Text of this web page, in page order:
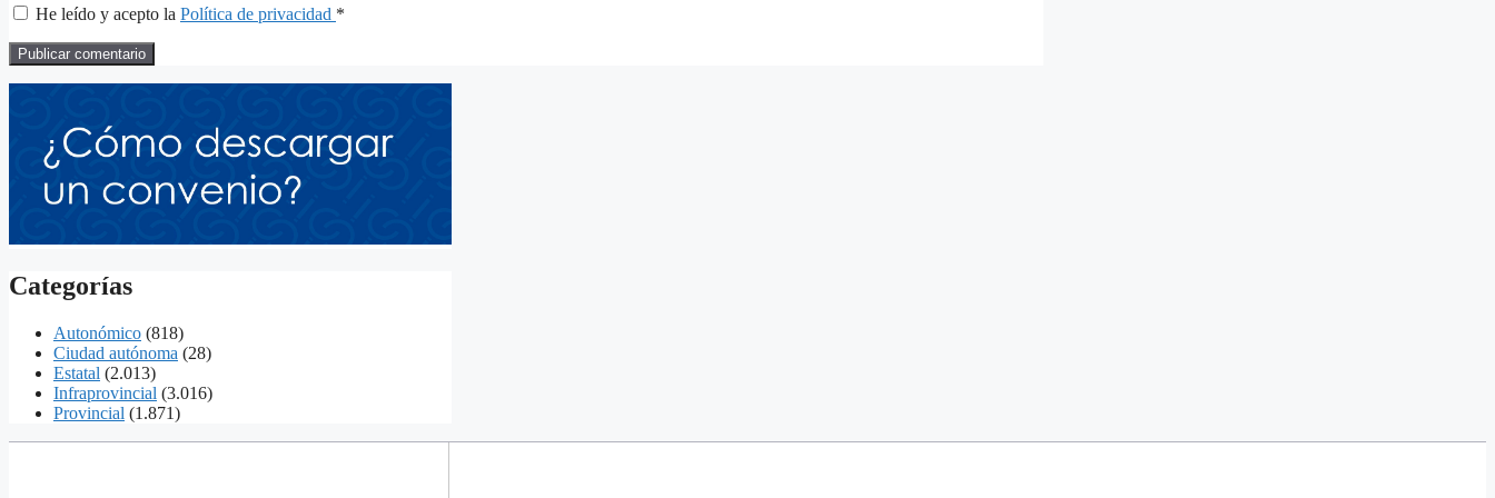
He leído y acepto la Política de privacidad *
Categorías
Autonómico (818)
Ciudad autónoma (28)
Estatal (2.013)
Infraprovincial (3.016)
Provincial (1.871)